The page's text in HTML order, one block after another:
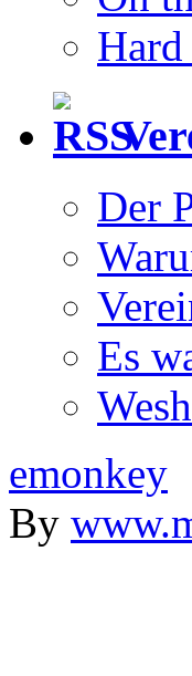
Der
Es
emonkey
By